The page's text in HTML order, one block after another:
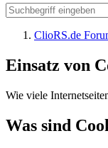
ClioRS.de
Einsatz von
Wie viele
Was sind